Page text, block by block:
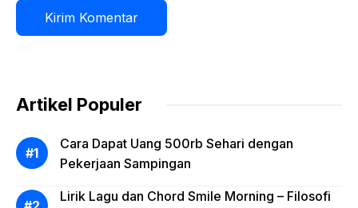
Artikel Populer
Cara Dapat Uang 500rb Sehari dengan
Pekerjaan Sampingan
Lirik Lagu dan Chord Smile Morning – Filosofi